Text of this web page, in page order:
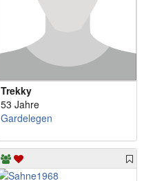
Trekky
53 Jahre
Gardelegen